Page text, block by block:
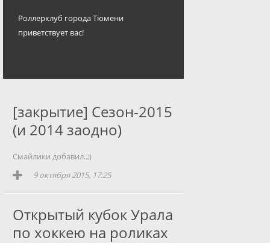
Роллерклуб города Тюмени
приветствует вас!
[закрытие] Сезон-2015
(и 2014 заодно)
Смайлики добавил..;)
9 октября 2015, 17:25
Открытый кубок Урала
по хоккею на роликах